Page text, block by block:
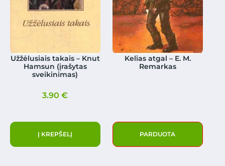
Užžėlusiais takais – Knut
Hamsun (įrašytas
sveikinimas)
3.90€
Į KREPŠELĮ
Kelias atgal – E. M.
Remarkas
PARDUOTA